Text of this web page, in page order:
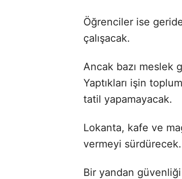
Öğrenciler ise
çalışacak.
Ancak bazı meslek
Yaptıkları işin
tatil yapamayacak.
Lokanta, kafe ve
vermeyi sürdürecek.
Bir yandan